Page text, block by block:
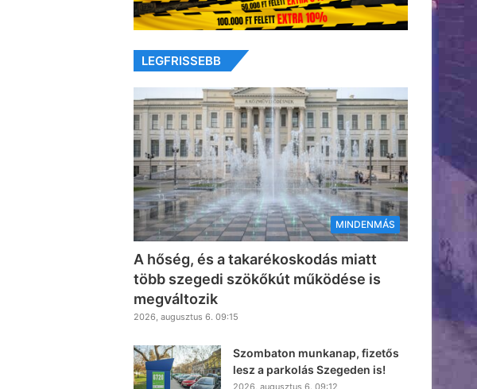
LEGFRISSEBB
MINDENMÁS
A hőség, és a takarékoskodás miatt
több szegedi szökőkút működése is
megváltozik
2026, augusztus 6. 09:15
Szombaton munkanap, fizetős
lesz a parkolás Szegeden is!